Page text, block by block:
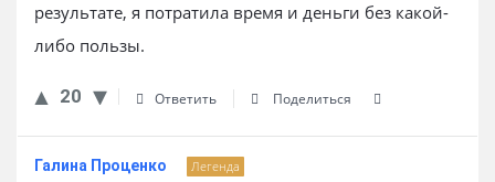
результате, я потратила время и деньги без какой-
либо пользы.
20 Ответить Поделиться
Галина Проценко Легенда